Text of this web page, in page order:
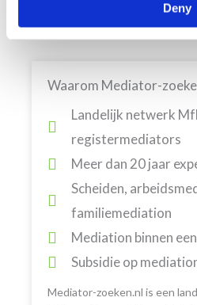
Deny
Waarom Mediator-
Landelijk netwerk
registermediators
Meer dan 20 jaar
Scheiden,
familiemediation
Mediation binnen
Subsidie op
Mediator-zoeken.nl is een